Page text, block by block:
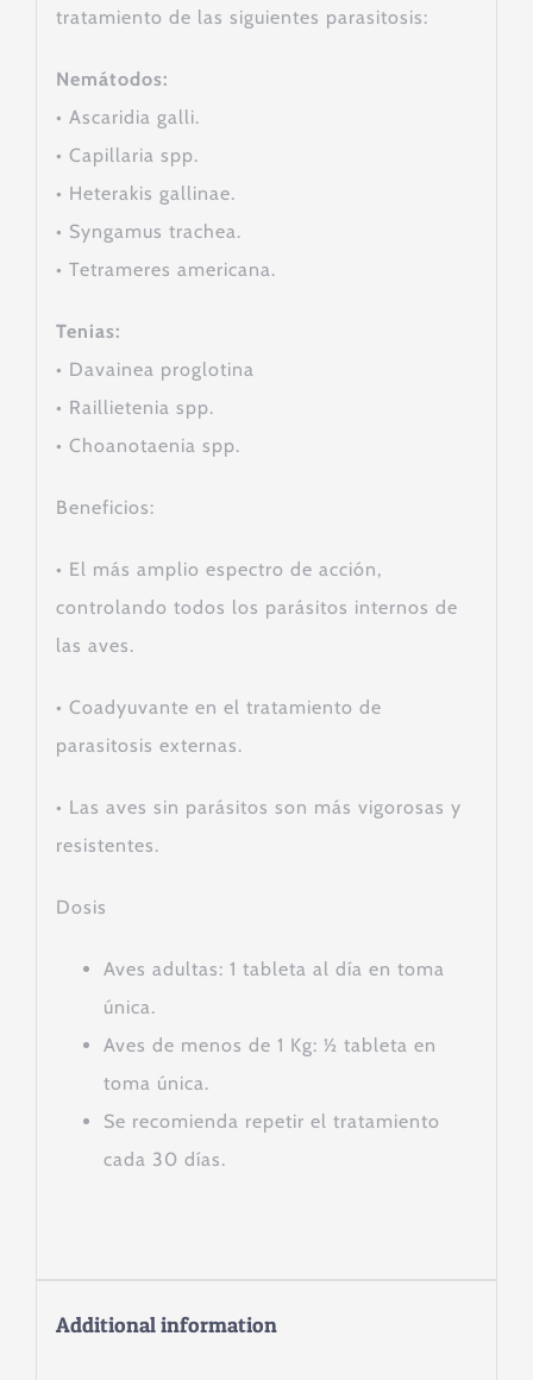
tratamiento de las siguientes parasitosis:
Nemátodos:
• Ascaridia galli.
• Capillaria spp.
• Heterakis gallinae.
• Syngamus trachea.
• Tetrameres americana.
Tenias:
• Davainea proglotina
• Raillietenia spp.
• Choanotaenia spp.
Beneficios:
• El más amplio espectro de acción,
controlando todos los parásitos internos de
las aves.
• Coadyuvante en el tratamiento de
parasitosis externas.
• Las aves sin parásitos son más vigorosas y
resistentes.
Dosis
Aves adultas: 1 tableta al día en toma
única.
Aves de menos de 1 Kg: ½ tableta en
toma única.
Se recomienda repetir el tratamiento
cada 30 días.
Additional information